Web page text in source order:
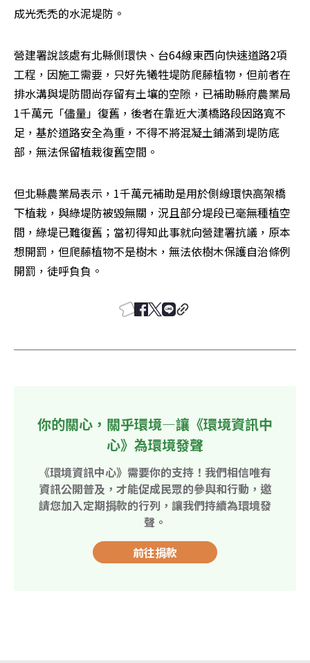
成光禿禿的水泥堤防。
營建署說該處有北縣側環快、台64線東西向快速道路2項
工程，因施工需要，只好先犧牲堤防爬藤植物，但前者在
排水溝與堤防間尚存留有土壤的空隙，已補助縣府農業局
1千萬元「儘量」復舊，後者在靠近大漢橋路段因路寬不
足，基於道路安全為重，不得不將混凝土鋪滿到堤防底
部，無法保留植栽復舊空間。
但北縣農業局表示，1千萬元補助是用於側線環快高架橋
下植栽，與綠堤防被毀無關，況且部分堤段已毫無種植空
間，綠堤已難復舊；當初得知此事就向營建署抗議，原本
想開罰，但爬藤植物不是樹木，無法依樹木保護自治條例
開罰，徒呼負負。
你的關心，關乎環境—讓《環境資訊中
心》為環境發聲
《環境資訊中心》需要你的支持！我們相信唯有
資訊公開普及，才能促成民眾的參與和行動，邀
請您加入定期捐款的行列，讓我們持續為環境發
聲。
前往捐款